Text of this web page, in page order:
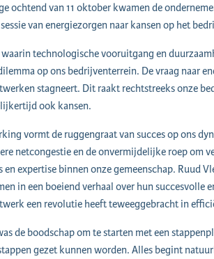
ochtend van 11 oktober kwamen de
van energiezorgen naar kansen op het
technologische vooruitgang en
op ons bedrijventerrein. De vraag naar
stagneert. Dit raakt rechtstreeks onze
ook kansen.
vormt de ruggengraat van succes op ons
netcongestie en de onvermijdelijke roep om
en expertise binnen onze gemeenschap. Ruud
in een boeiend verhaal over hun succesvolle
een revolutie heeft teweeggebracht in
de boodschap om te starten met een
gezet kunnen worden. Alles begint